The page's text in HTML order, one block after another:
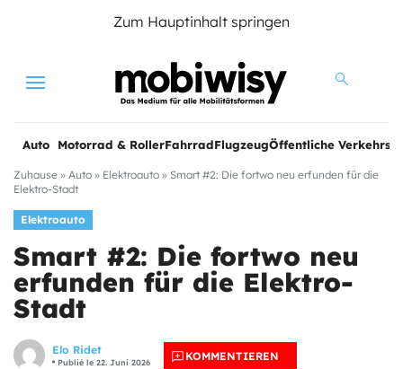
Zum Hauptinhalt springen
Menu
Auto Motorrad & RollerFahrradFlugzeugÖffentliche
Zuhause » Auto » Elektroauto » Smart #2: Die fortwo neu erfunden für die
Elektro-Stadt
Elektroauto
Smart #2: Die fortwo neu
erfunden für die Elektro-
Stadt
Elo Ridet
Publié le 22. Juni 2026 KOMMENTIEREN